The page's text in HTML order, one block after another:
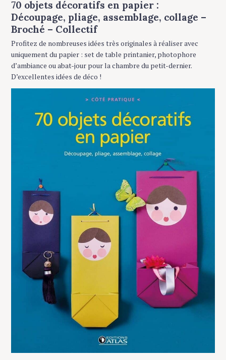
70 objets décoratifs en papier :
Découpage, pliage, assemblage, collage –
Broché – Collectif
Profitez de nombreuses idées très originales à réaliser avec
uniquement du papier : set de table printanier, photophore
d’ambiance ou abat-jour pour la chambre du petit-dernier.
D’excellentes idées de déco !